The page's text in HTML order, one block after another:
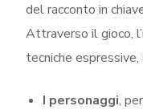
del racconto in
Attraverso il gioco,
tecniche
I personaggi,